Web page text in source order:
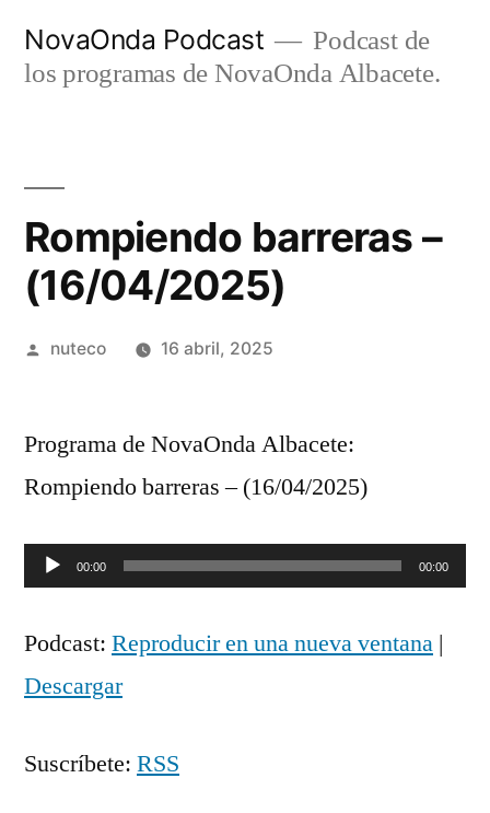
NovaOnda Podcast
Podcast de
los programas de NovaOnda Albacete.
Rompiendo barreras –
(16/04/2025)
Publicada
nuteco 16 abril, 2025
Programa de NovaOnda Albacete:
Rompiendo barreras – (16/04/2025)
Reproductor
audio
00:00 00:00
Podcast: Reproducir en una nueva ventana |
Descargar
Suscríbete: RSS